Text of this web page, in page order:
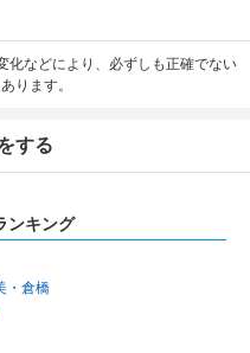
化などにより、必ずしも正確でない
ります。
する
ンキング
・倉橋